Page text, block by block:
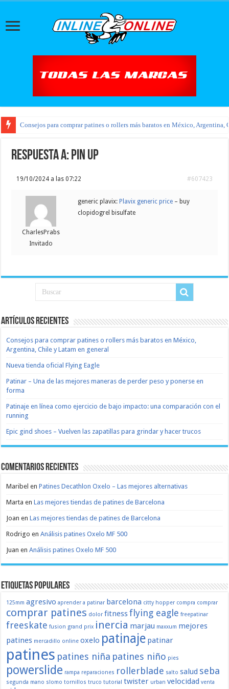
Consejos para comprar patines o rollers más baratos en México, Argentina,
Respuesta a: pin up
19/10/2024 a las 07:22 #607423
CharlesPrabs
Invitado
generic plavix: Plavix generic price – buy
clopidogrel bisulfate
Artículos recientes
Consejos para comprar patines o rollers más baratos en México,
Argentina, Chile y Latam en general
Nueva tienda oficial Flying Eagle
Patinar – Una de las mejores maneras de perder peso y ponerse en
forma
Patinaje en línea como ejercicio de bajo impacto: una comparación con el
running
Epic gind shoes – Vuelven las zapatillas para grindar y hacer trucos
Comentarios recientes
Maribel enPatines Decathlon Oxelo – Las mejores alternativas
Marta enLas mejores tiendas de patines de Barcelona
Joan enLas mejores tiendas de patines de Barcelona
Rodrigo enAnálisis patines Oxelo MF 500
Juan enAnálisis patines Oxelo MF 500
Etiquetas populares
125mm agresivo aprender a patinar barcelona citty hopper compra comprar
comprar patines dolor fitnessflying eagle freepatinar
freeskate fusion grand prix inercia marjau maxxum mejores
patines mercadillo online oxelo patinaje patinar
patines patines niña patines niño pies
powerslide rampa reparaciones rollerblade salto salud seba
segunda mano slomo tornillos truco tutorial twister urban velocidad venta